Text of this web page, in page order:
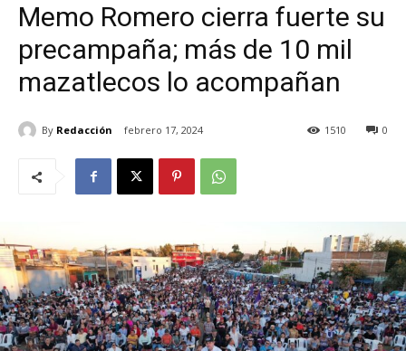
Memo Romero cierra fuerte su
precampaña; más de 10 mil
mazatlecos lo acompañan
By Redacción febrero 17, 2024 0
1510